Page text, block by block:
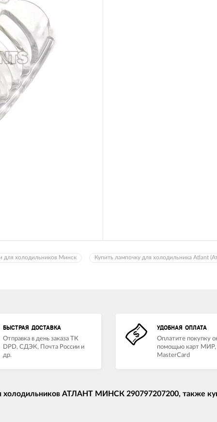
для холодильников Минск Купить лампочку для холодильника Atlant
БЫСТРАЯ ДОСТАВКА
Отправка в день заказа ТК
DPD, СДЭК, Почта России и
др.
УДОБНАЯ ОПЛАТА
Оплатите покупку
помощью карт МИР,
MasterCard
АТЛАНТ МИНСК 290797207200, также